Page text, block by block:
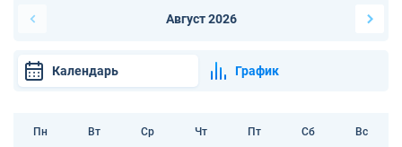
Август 2026
Календарь График
Пн Вт Ср Чт Пт Сб Вс